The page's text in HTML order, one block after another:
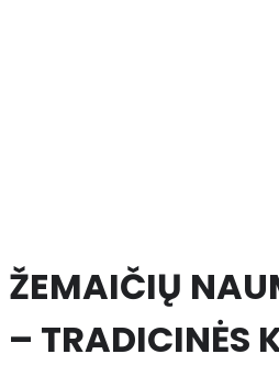
ŽEMAIČIŲ
– TRADICINĖS